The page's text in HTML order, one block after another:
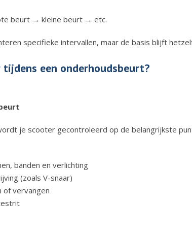
beurt → kleine beurt → etc.
specifieke intervallen, maar de basis blijft
een onderhoudsbeurt?
je scooter gecontroleerd op de belangrijkste
banden en verlichting
(zoals V-snaar)
of vervangen